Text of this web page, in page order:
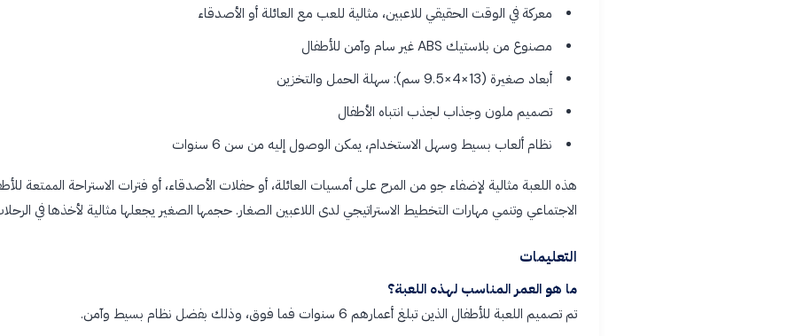
معركة في الوقت الحقيقي للاعبين، مثالية للعب مع العائلة أو الأصدقاء
مصنوع من بلاستيك ABS غير سام وآمن للأطفال
أبعاد صغيرة (13×4×9.5 سم): سهلة الحمل والتخزين
تصميم ملون وجذاب لجذب انتباه الأطفال
نظام ألعاب بسيط وسهل الاستخدام، يمكن الوصول إليه من سن 6 سنوات
هذه اللعبة مثالية لإضفاء جو من المرح على أمسيات العائلة، أو حفلات الأصدقاء، أو فترات الاستراحة الممتعة
الاجتماعي وتنمي مهارات التخطيط الاستراتيجي لدى اللاعبين الصغار. حجمها الصغير يجعلها مثالية لأخذها في
التعليمات
ما هو العمر المناسب لهذه اللعبة؟
تم تصميم اللعبة للأطفال الذين تبلغ أعمارهم 6 سنوات فما فوق، وذلك بفضل نظام بسيط وآمن.